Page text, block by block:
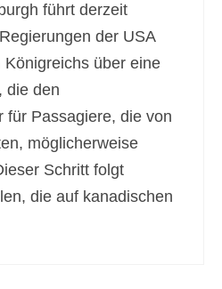
führt derzeit
der USA
über eine
die den
für Passagiere, die von
möglicherweise
Schritt folgt
die auf kanadischen